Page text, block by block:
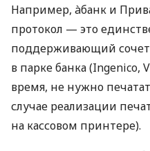
Например, àбанк и
протокол — это
поддерживающий
в парке банка (Ingenico,
время, не нужно
случае реализации
на кассовом принтере).